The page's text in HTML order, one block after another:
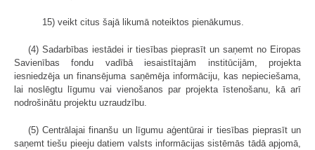
15) veikt citus šajā likumā noteiktos pienākumus.
(4) Sadarbības iestādei ir tiesības pieprasīt un saņemt no Eiropas
Savienības fondu vadībā iesaistītajām institūcijām, projekta
iesniedzēja un finansējuma saņēmēja informāciju, kas nepieciešama,
lai noslēgtu līgumu vai vienošanos par projekta īstenošanu, kā arī
nodrošinātu projektu uzraudzību.
(5) Centrālajai finanšu un līgumu aģentūrai ir tiesības pieprasīt un
saņemt tiešu pieeju datiem valsts informācijas sistēmās tādā apjomā,